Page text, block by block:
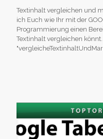
Textinhalt vergleichen und
ich Euch wie Ihr mit der
Programmierung einen
Textinhalt vergleichen